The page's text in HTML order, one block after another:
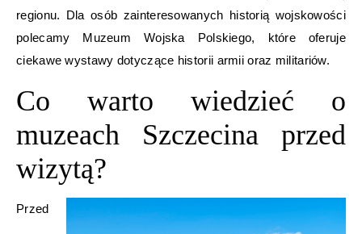
regionu. Dla osób zainteresowanych historią wojskowości
polecamy Muzeum Wojska Polskiego, które oferuje
ciekawe wystawy dotyczące historii armii oraz militariów.
Co warto wiedzieć o
muzeach Szczecina przed
wizytą?
Przed